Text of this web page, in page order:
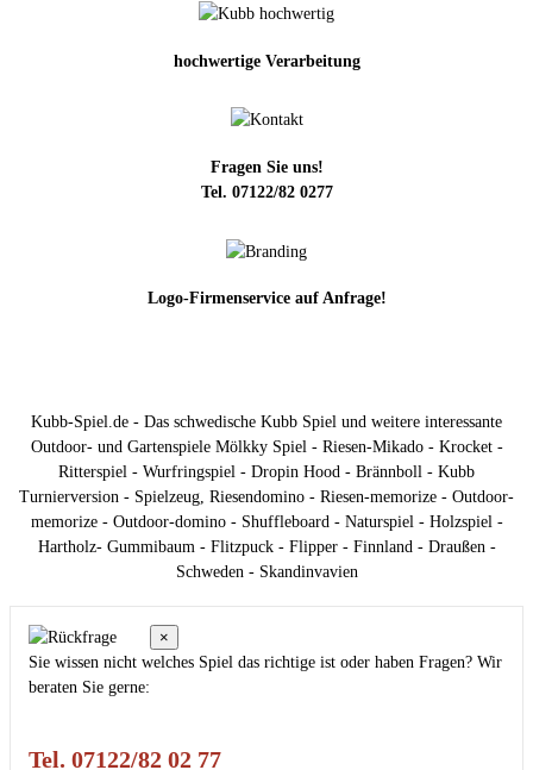
hochwertige Verarbeitung
Fragen Sie uns!
Tel. 07122/82 0277
Logo-Firmenservice auf Anfrage!
Kubb-Spiel.de - Das schwedische Kubb Spiel und weitere interessante
Outdoor- und Gartenspiele Mölkky Spiel - Riesen-Mikado - Krocket -
Ritterspiel - Wurfringspiel - Dropin Hood - Brännboll - Kubb
Turnierversion - Spielzeug, Riesendomino - Riesen-memorize - Outdoor-
memorize - Outdoor-domino - Shuffleboard - Naturspiel - Holzspiel -
Hartholz- Gummibaum - Flitzpuck - Flipper - Finnland - Draußen -
Schweden - Skandinvavien
×
Sie wissen nicht welches Spiel das richtige ist oder haben Fragen? Wir
beraten Sie gerne:
Tel. 07122/82 02 77